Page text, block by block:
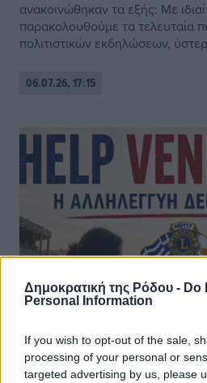
Δημοκρατική της Ρόδου - Do
Personal Information
If you wish to opt-out of the sale,
processing of your personal or
targeted advertising by us, please
ανακοινώθηκαν τα εξής: Με
παρακολουθούμε τα τελευταία
πολιτιστικών εκδηλώσεων,
06.07.26, 17:15